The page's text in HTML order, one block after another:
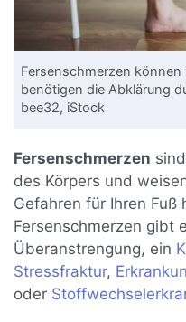
Fersenschmerzen
benötigen die Abklärung
bee32, iStock
Fersenschmerzen
des Körpers und
Gefahren für Ihren Fuß
Fersenschmerzen gibt
Überanstrengung, ein
Stressfraktur,
oder